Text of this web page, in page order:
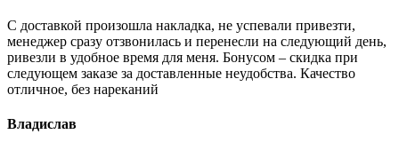
С доставкой произошла накладка, не успевали привезти,
менеджер сразу отзвонилась и перенесли на следующий день,
ривезли в удобное время для меня. Бонусом – скидка при
следующем заказе за доставленные неудобства. Качество
отличное, без нареканий
Владислав